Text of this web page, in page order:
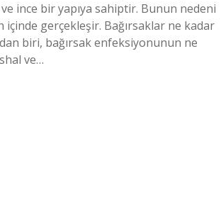
ince bir yapıya sahiptir. Bunun nedeni
gerçekleşir. Bağırsaklar ne kadar
biri, bağırsak enfeksiyonunun ne
ve…